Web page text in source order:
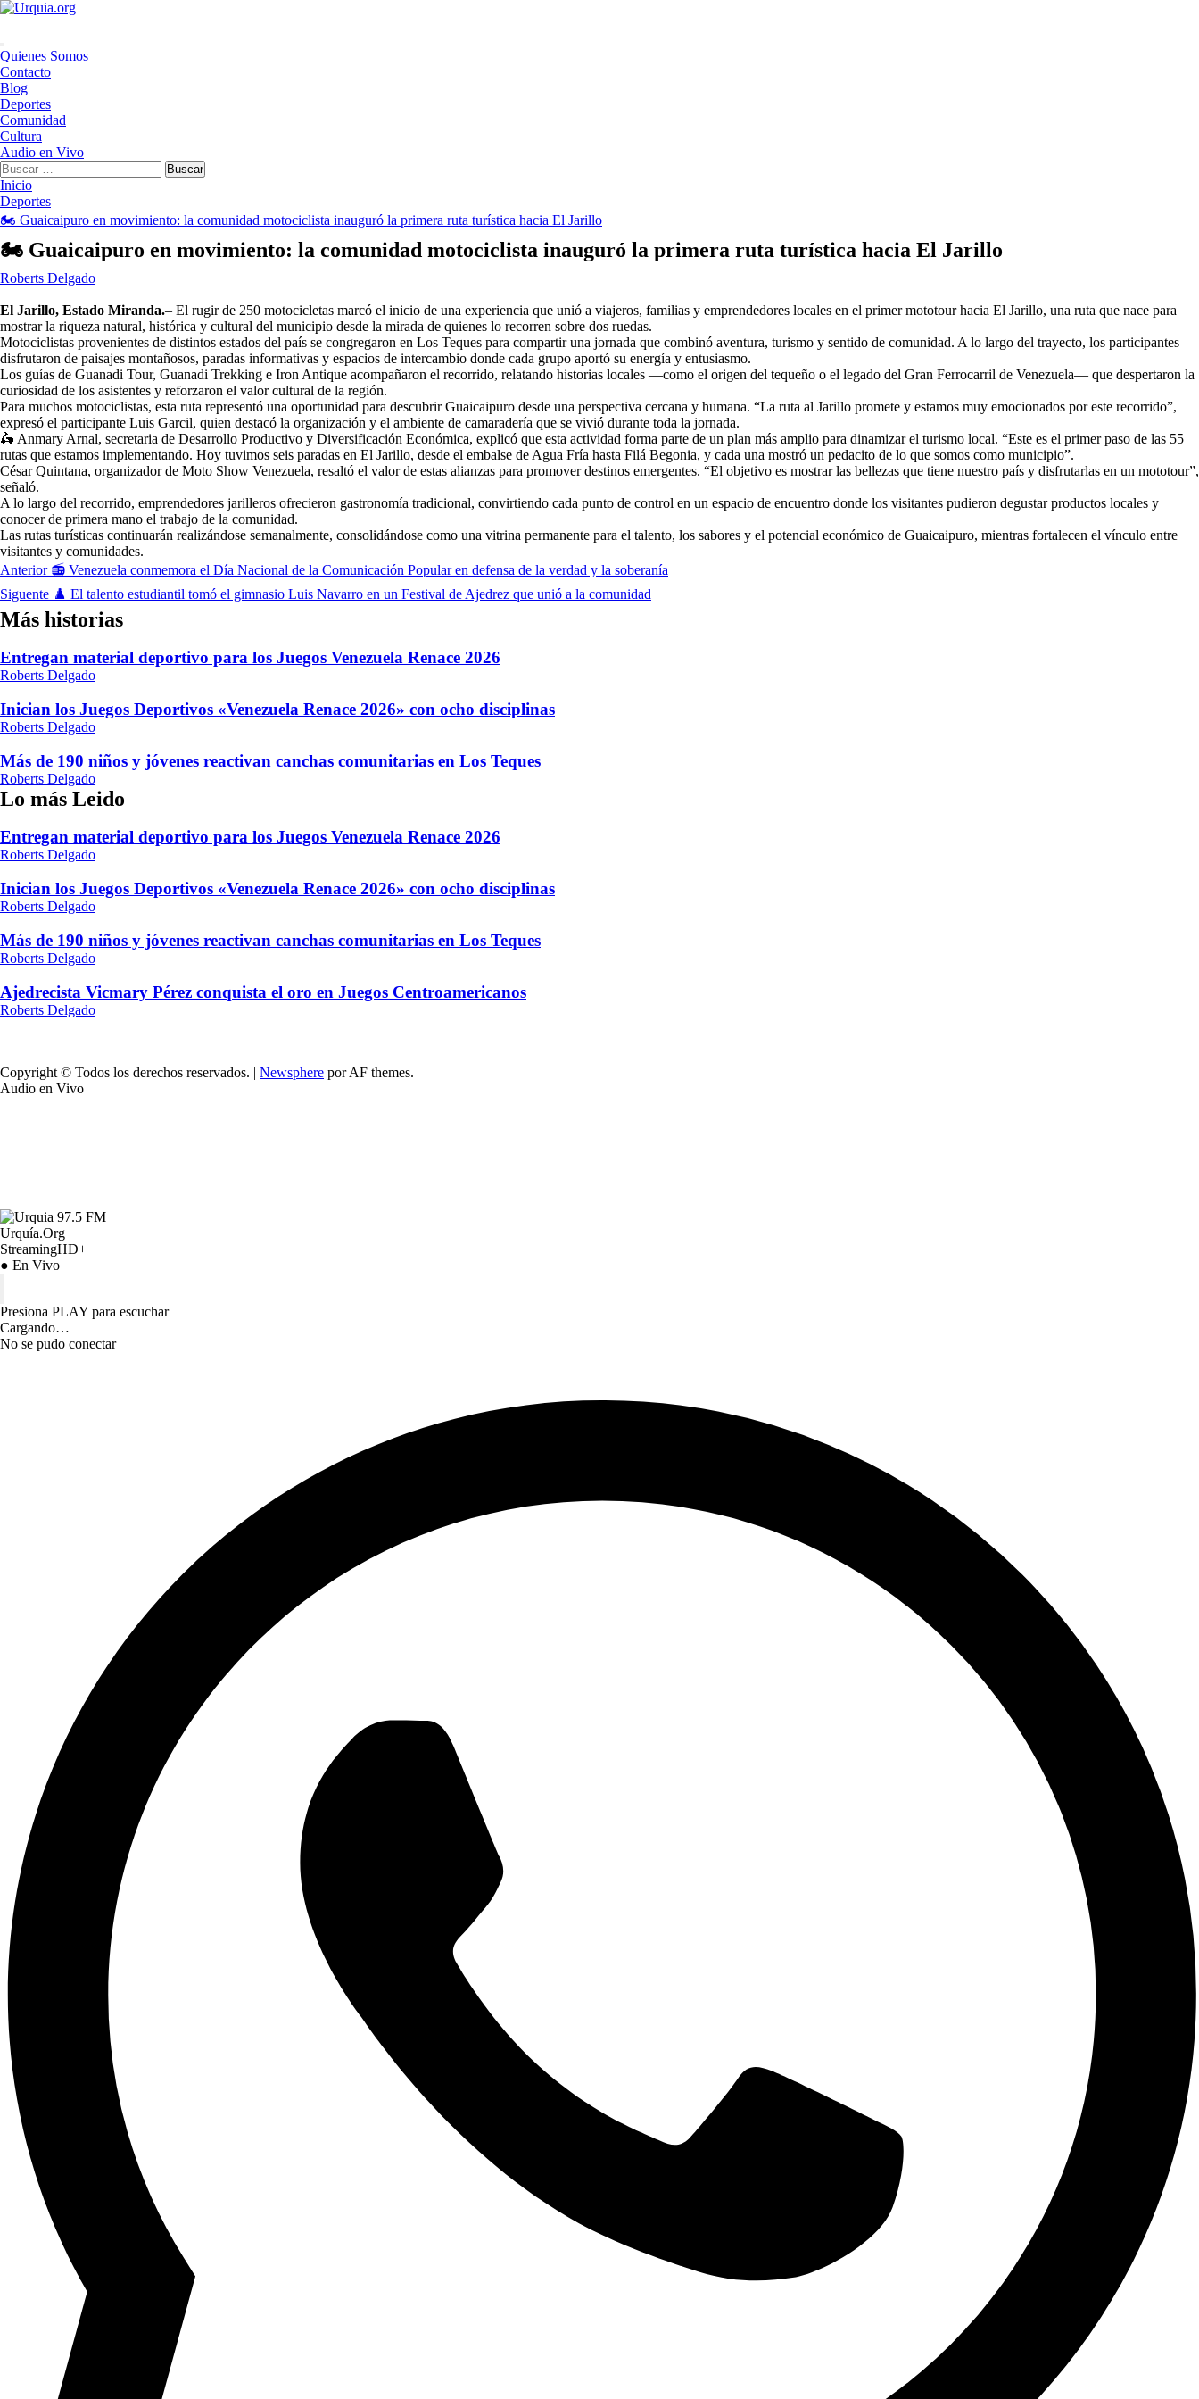
Saltar
Menú
principal
Quienes Somos
Contacto
Blog
Deportes
Comunidad
Cultura
Audio en Vivo
Buscar:
Inicio
Deportes
🏍️ Guaicaipuro en movimiento: la comunidad motociclista inauguró la primera ruta turística hacia El Jarillo
🏍️ Guaicaipuro en movimiento: la comunidad motociclista inauguró la primera ruta turística hacia El Jarillo
Roberts Delgado
El Jarillo, Estado Miranda.– El rugir de 250 motocicletas marcó el inicio de una experiencia que unió a viajeros, familias y emprendedores locales en el primer mototour hacia El Jarillo, una ruta que nace para
mostrar la riqueza natural, histórica y cultural del municipio desde la mirada de quienes lo recorren sobre dos ruedas.
Motociclistas provenientes de distintos estados del país se congregaron en Los Teques para compartir una jornada que combinó aventura, turismo y sentido de comunidad. A lo largo del trayecto, los participantes
disfrutaron de paisajes montañosos, paradas informativas y espacios de intercambio donde cada grupo aportó su energía y entusiasmo.
Los guías de Guanadi Tour, Guanadi Trekking e Iron Antique acompañaron el recorrido, relatando historias locales —como el origen del tequeño o el legado del Gran Ferrocarril de Venezuela— que despertaron la
curiosidad de los asistentes y reforzaron el valor cultural de la región.
Para muchos motociclistas, esta ruta representó una oportunidad para descubrir Guaicaipuro desde una perspectiva cercana y humana. “La ruta al Jarillo promete y estamos muy emocionados por este recorrido”,
expresó el participante Luis Garcil, quien destacó la organización y el ambiente de camaradería que se vivió durante toda la jornada.
🛵 Anmary Arnal, secretaria de Desarrollo Productivo y Diversificación Económica, explicó que esta actividad forma parte de un plan más amplio para dinamizar el turismo local. “Este es el primer paso de las 55
rutas que estamos implementando. Hoy tuvimos seis paradas en El Jarillo, desde el embalse de Agua Fría hasta Filá Begonia, y cada una mostró un pedacito de lo que somos como municipio”.
César Quintana, organizador de Moto Show Venezuela, resaltó el valor de estas alianzas para promover destinos emergentes. “El objetivo es mostrar las bellezas que tiene nuestro país y disfrutarlas en un mototour”,
señaló.
A lo largo del recorrido, emprendedores jarilleros ofrecieron gastronomía tradicional, convirtiendo cada punto de control en un espacio de encuentro donde los visitantes pudieron degustar productos locales y
conocer de primera mano el trabajo de la comunidad.
Las rutas turísticas continuarán realizándose semanalmente, consolidándose como una vitrina permanente para el talento, los sabores y el potencial económico de Guaicaipuro, mientras fortalecen el vínculo entre
visitantes y comunidades.
Navegación
de
entradas
Anterior📻 Venezuela conmemora el Día Nacional de la Comunicación Popular en defensa de la verdad y la soberanía
Siguente ♟️ El talento estudiantil tomó el gimnasio Luis Navarro en un Festival de Ajedrez que unió a la comunidad
Más historias
Entregan material deportivo para los Juegos Venezuela Renace 2026
Roberts Delgado
Inician los Juegos Deportivos «Venezuela Renace 2026» con ocho disciplinas
Roberts Delgado
Más de 190 niños y jóvenes reactivan canchas comunitarias en Los Teques
Roberts Delgado
Lo más Leido
Entregan material deportivo para los Juegos Venezuela Renace 2026
Roberts Delgado
Inician los Juegos Deportivos «Venezuela Renace 2026» con ocho disciplinas
Roberts Delgado
Más de 190 niños y jóvenes reactivan canchas comunitarias en Los Teques
Roberts Delgado
Ajedrecista Vicmary Pérez conquista el oro en Juegos Centroamericanos
Roberts Delgado
Copyright © Todos los derechos reservados. | Newsphere por AF themes.
Audio en Vivo
Urquía.Org
StreamingHD+
● En Vivo
Presiona PLAY para escuchar
Cargando…
No se pudo conectar